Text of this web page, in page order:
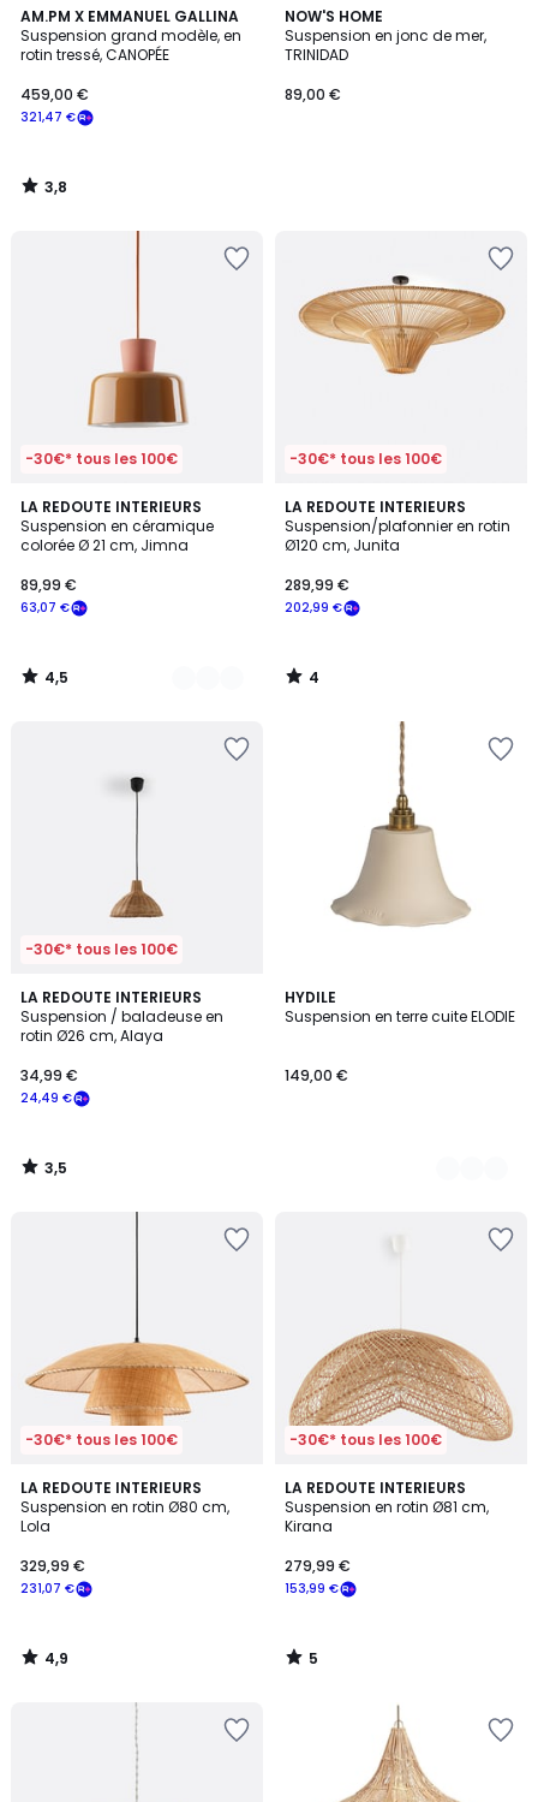
AM.PM X EMMANUEL GALLINA
Suspension grand modèle, en
rotin tressé, CANOPÉE
321,47 €
459,00 €
3,8
/ 5
3,8
/
NOW'S HOME
Suspension en jonc de mer,
TRINIDAD
89,00 €
-30€* tous les 100€
LA REDOUTE INTERIEURS
Suspension en céramique
colorée Ø 21 cm, Jimna
63,07 €
89,99 €
4,5
/ 5
2
Couleurs
4,5
/
-30€* tous les 100€
LA REDOUTE INTERIEURS
Suspension/plafonnier en rotin
Ø120 cm, Junita
202,99 €
289,99 €
4
/
5
4
/
-30€* tous les 100€
LA REDOUTE INTERIEURS
Suspension / baladeuse en
rotin Ø26 cm, Alaya
24,49 €
34,99 €
3,5
/ 5
3,5
/
HYDILE
Suspension en terre cuite ELODIE
149,00 €
2
Couleurs
-30€* tous les 100€
LA REDOUTE INTERIEURS
Suspension en rotin Ø80 cm,
Lola
231,07 €
329,99 €
4,9
/ 5
4,9
/
-30€* tous les 100€
LA REDOUTE INTERIEURS
Suspension en rotin Ø81 cm,
Kirana
153,99 €
279,99 €
5
/
5
5
/